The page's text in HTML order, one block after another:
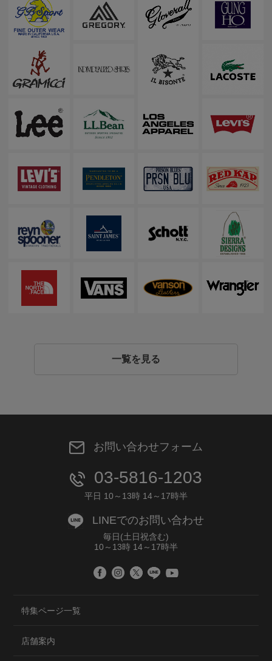
一覧を見る
お問い合わせフォーム
03-5816-1203
平日 10～13時 14～17時半
LINEでのお問い合わせ
毎日(土日祝含む)
10～13時 14～17時半
特集ページ一覧
店舗案内